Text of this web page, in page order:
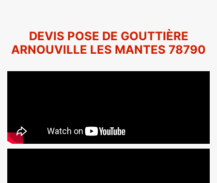
DEVIS POSE DE GOUTTIÈRE
ARNOUVILLE LES MANTES 78790